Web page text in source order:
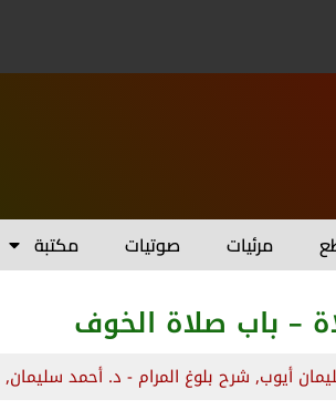
مرئيات صوتيات مكتبة
– باب صلاة الخوف
أيوب, شرح بلوغ المرام - د. أحمد سليمان,